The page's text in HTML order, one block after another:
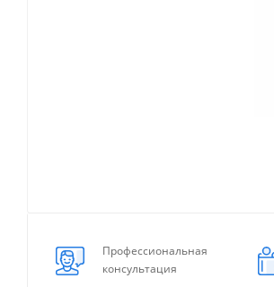
Профессиональная
консультация